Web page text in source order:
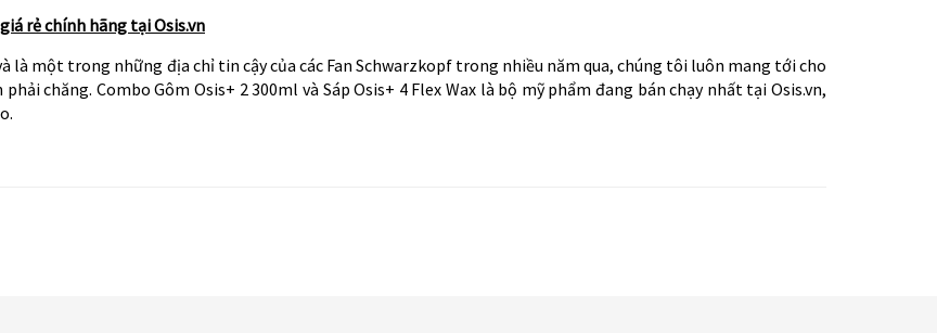
rẻ chính hãng tại Osis.vn
là một trong những địa chỉ tin cậy của các Fan Schwarzkopf trong nhiều năm qua, chúng tôi luôn mang tới cho
chăng. Combo Gôm Osis+ 2 300ml và Sáp Osis+ 4 Flex Wax là bộ mỹ phẩm đang bán chạy nhất tại Osis.vn,